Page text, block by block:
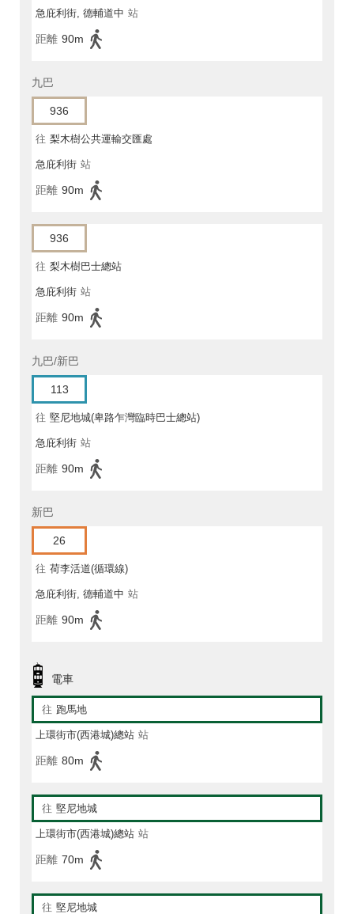
急庇利街, 德輔道中 站
距離 90m
九巴
936
往 梨木樹公共運輸交匯處
急庇利街 站
距離 90m
936
往 梨木樹巴士總站
急庇利街 站
距離 90m
九巴/新巴
113
往 堅尼地城(卑路乍灣臨時巴士總站)
急庇利街 站
距離 90m
新巴
26
往 荷李活道(循環線)
急庇利街, 德輔道中 站
距離 90m
電車
往 跑馬地
上環街市(西港城)總站 站
距離 80m
往 堅尼地城
上環街市(西港城)總站 站
距離 70m
往 堅尼地城